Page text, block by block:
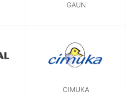
GAUN
CIMUKA